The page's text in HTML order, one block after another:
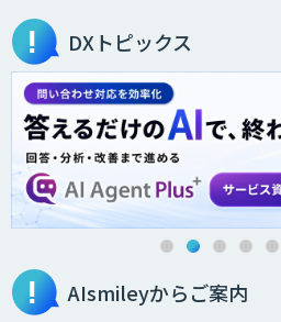
DXトピックス
AIsmileyからご案内